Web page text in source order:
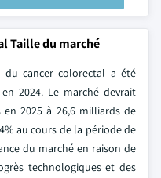
Taille du marché
du cancer colorectal a été
2024. Le marché devrait
2025 à 26,6 milliards de
au cours de la période de
du marché en raison de
technologiques et des